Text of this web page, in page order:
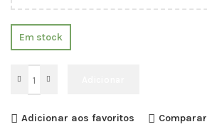
Em stock
Adicionar aos favoritos Comparar